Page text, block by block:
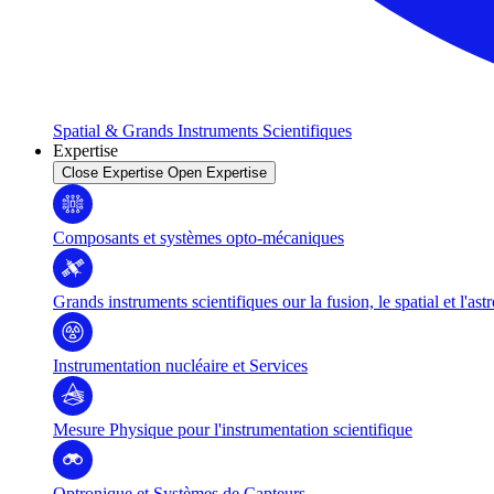
Spatial & Grands Instruments Scientifiques
Expertise
Close Expertise Open Expertise
Composants et systèmes opto-mécaniques
Grands instruments scientifiques our la fusion, le spatial et
Instrumentation nucléaire et Services
Mesure Physique pour l'instrumentation scientifique